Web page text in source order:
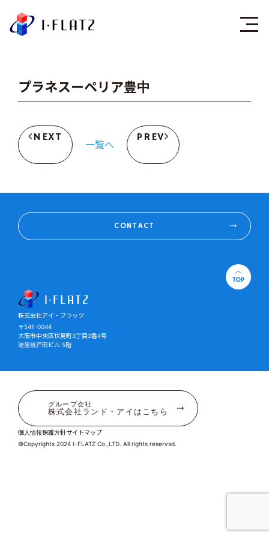
プラネスーペリア豊中
NEXT
一覧へ
PREV
株式会社アイ・フラッツ
〒541-0044
大阪市中央区伏見町3丁目2番4号
淀屋橋戸田ビル 5階
CONTACT
グループ会社
株式会社ランド・アイはこちら
個人情報保護方針サイトマップ
©Copyrights 2024 I-FLATZ Co.,LTD. All rights reservsd.